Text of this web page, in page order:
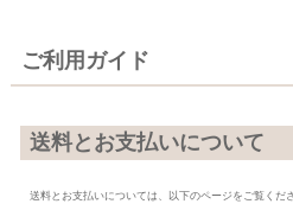
ご利用ガイド
送料とお支払いについて
送料とお支払いについては、以下のページをご覧くださ